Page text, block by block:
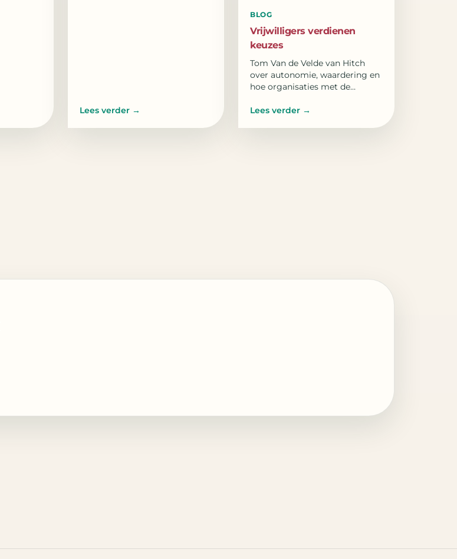
Lees verder →
BLOG
Vrijwilligers verdienen
keuzes
Tom Van de Velde van Hitch
over autonomie, waardering en
hoe organisaties met de
vrijwilligers echte keuzevrijheid
Lees verder →